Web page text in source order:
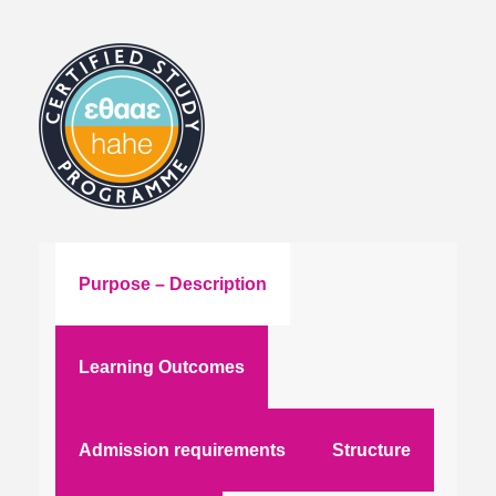
Purpose – Description
Learning Outcomes
Admission requirements Structure